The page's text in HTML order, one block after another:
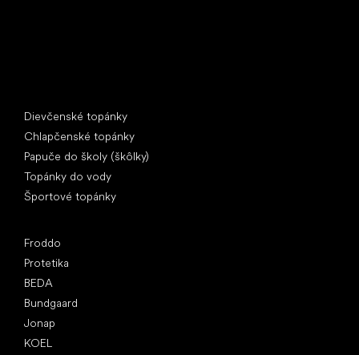
Dievčenské topánky
Chlapčenské topánky
Papuče do školy (škôlky)
Topánky do vody
Športové topánky
Froddo
Protetika
BEDA
Bundgaard
Jonap
KOEL